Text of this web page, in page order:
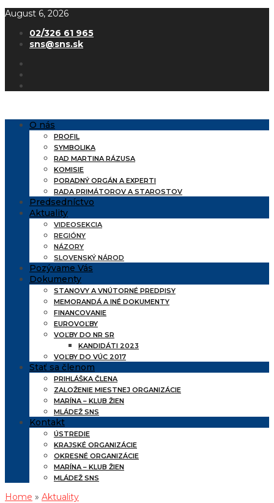
August 6, 2026
02/326 61 965
sns@sns.sk
O nás
PROFIL
SYMBOLIKA
RAD MARTINA RÁZUSA
KOMISIE
PORADNÝ ORGÁN A EXPERTI
RADA PRIMÁTOROV A STAROSTOV
Predsedníctvo
Aktuality
VIDEOSEKCIA
REGIÓNY
NÁZORY
SLOVENSKÝ NÁROD
Pozývame Vás
Dokumenty
STANOVY A VNÚTORNÉ PREDPISY
MEMORANDÁ A INÉ DOKUMENTY
FINANCOVANIE
EUROVOĽBY
VOĽBY DO NR SR
KANDIDÁTI 2023
VOĽBY DO VÚC 2017
Stať sa členom
PRIHLÁŠKA ČLENA
ZALOŽENIE MIESTNEJ ORGANIZÁCIE
MARÍNA – KLUB ŽIEN
MLÁDEŽ SNS
Kontakt
ÚSTREDIE
KRAJSKÉ ORGANIZÁCIE
OKRESNÉ ORGANIZÁCIE
MARÍNA – KLUB ŽIEN
MLÁDEŽ SNS
Home » Aktuality